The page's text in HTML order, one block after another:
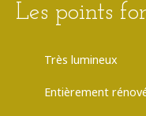
Les points
Très lumineux
Entièrement